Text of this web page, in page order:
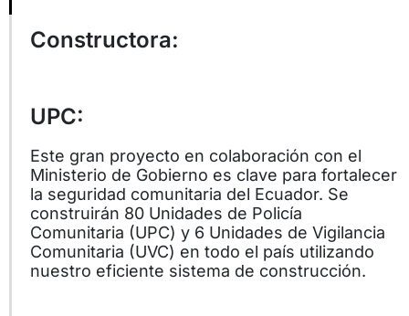
Constructora:
UPC:
Este gran proyecto en colaboración con el
Ministerio de Gobierno es clave para fortalecer
la seguridad comunitaria del Ecuador. Se
construirán 80 Unidades de Policía
Comunitaria (UPC) y 6 Unidades de Vigilancia
Comunitaria (UVC) en todo el país utilizando
nuestro eficiente sistema de construcción.